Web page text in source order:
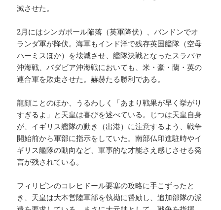
滅させた。
2月にはシンガポール陥落（英軍降伏）、バンドンでオ
ランダ軍が降伏。海軍もインド洋で残存英国艦隊（空母
ハーミスほか）を壊滅させ、艦隊決戦となったスラバヤ
沖海戦、バダビア沖海戦においても、米・豪・蘭・英の
連合軍を敗走させた。赫赫たる勝利である。
龍顔ことのほか、うるわしく「あまり戦果が早く挙がり
すぎるよ」と天皇は喜びを述べている。じつは天皇自身
が、イギリス艦隊の動き（出港）に注意するよう、戦争
開始前から軍部に指示をしていた。南部仏印進駐時やイ
ギリス艦隊の動向など、軍事的な才能さえ感じさせる発
言が残されている。
フィリピンのコレヒドール要塞の攻略に手こずったと
き、天皇は大本営陸軍部を執拗に督励し、追加部隊の派